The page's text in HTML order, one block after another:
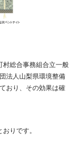
村総合事務組合立一般
法人山梨県環境整備
おり、その効果は確
りです。